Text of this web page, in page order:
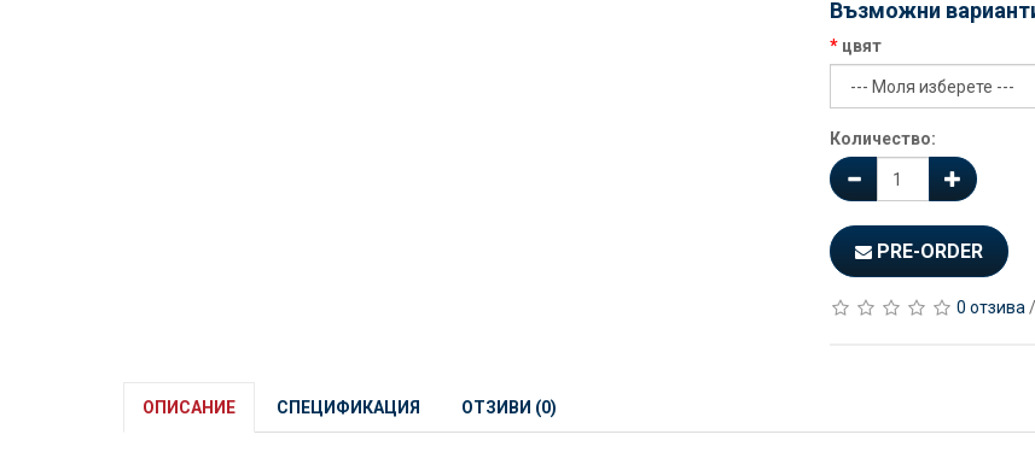
Възможни
цвят
Количество:
PRE-ORDER
0 отзива /
ОПИСАНИЕ СПЕЦИФИКАЦИЯ ОТЗИВИ (0)